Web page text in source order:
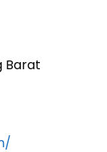
Barat